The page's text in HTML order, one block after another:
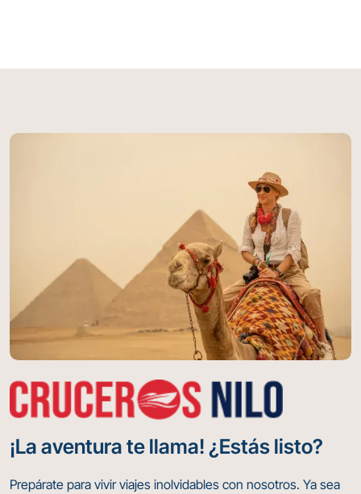
¡La aventura te llama! ¿Estás listo?
Prepárate para vivir viajes inolvidables con nosotros. Ya sea